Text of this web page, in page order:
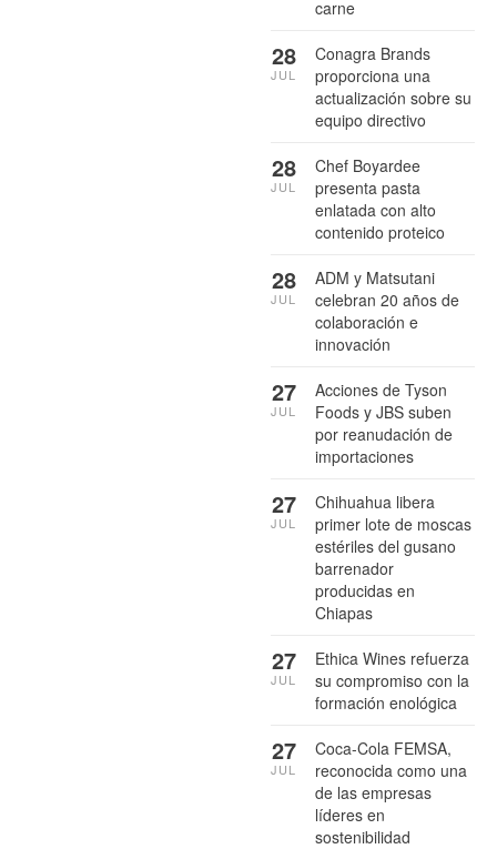
carne
Conagra Brands
proporciona una
actualización sobre su
equipo directivo
28
JUL
Chef Boyardee
presenta pasta
enlatada con alto
contenido proteico
28
JUL
ADM y Matsutani
celebran 20 años de
colaboración e
innovación
28
JUL
Acciones de Tyson
Foods y JBS suben
por reanudación de
importaciones
27
JUL
Chihuahua libera
primer lote de moscas
estériles del gusano
barrenador
producidas en
Chiapas
27
JUL
Ethica Wines refuerza
su compromiso con la
formación enológica
27
JUL
Coca-Cola FEMSA,
reconocida como una
de las empresas
líderes en
sostenibilidad
27
JUL